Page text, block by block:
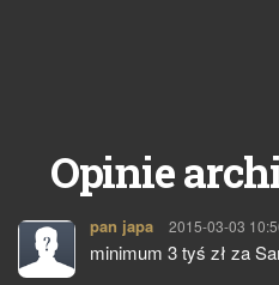
Opinie
pan japa pisze:
2015-03-03
minimum 3 tyś zł za